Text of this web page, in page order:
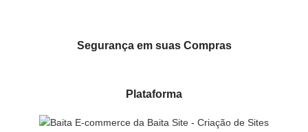
Segurança em suas Compras
Plataforma